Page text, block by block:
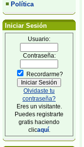
Política
Iniciar Sesión
Usuario:
Contraseña:
Recordarme?
Olvidaste tu
contraseña?
Eres un visitante.
Puedes registrarte
gratis haciendo
clicaquí.